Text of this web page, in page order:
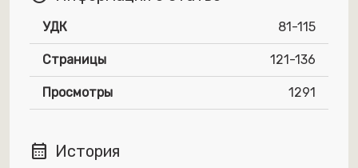
УДК 81-115
Страницы 121-136
Просмотры 1291
calendar_month История